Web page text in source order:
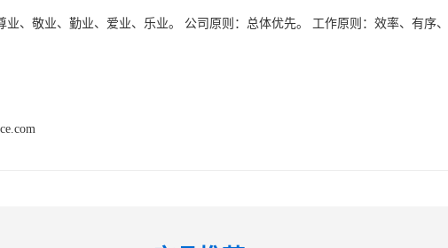
业、敬业、勤业、爱业、乐业。 公司原则：总体优先。 工作原则：效率、有序